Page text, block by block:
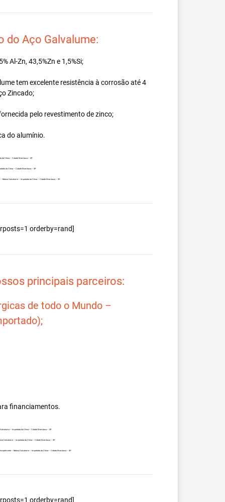
do Aço Galvalume:
Al-Zn, 43,5%Zn e 1,5%Si;
tem excelente resistência à corrosão até 4
Zincado;
pelo revestimento de zinco;
do alumínio.
da China – Cidade Mombuca – SP.
da China – Cidade Mombuca – SP.
Bobina Galvalume – Importada da China – Cidade Mombuca – SP.
orderby=rand]
principais parceiros:
de todo o Mundo –
financiamentos.
– Importada da China – Cidade Mombuca – SP.
Galvalume – Importada da China – Cidade Mombuca – SP.
– Bobina Galvalume – Importada da China – Cidade Mombuca – SP.
orderby=rand]